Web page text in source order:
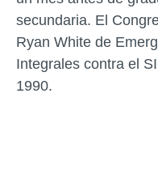
secundaria. El
Ryan White de
Integrales contra el
1990.